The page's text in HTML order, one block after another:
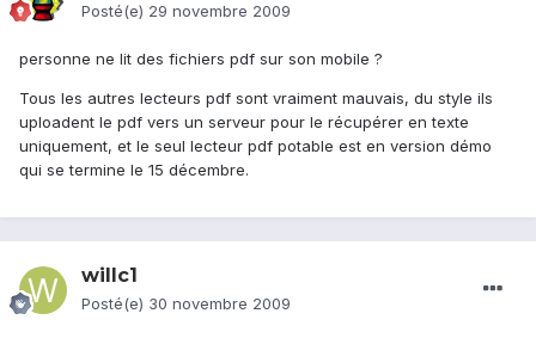
Posté(e) 29 novembre 2009
personne ne lit des fichiers pdf sur son mobile ?
Tous les autres lecteurs pdf sont vraiment mauvais, du style ils
uploadent le pdf vers un serveur pour le récupérer en texte
uniquement, et le seul lecteur pdf potable est en version démo
qui se termine le 15 décembre.
willc1
Posté(e) 30 novembre 2009